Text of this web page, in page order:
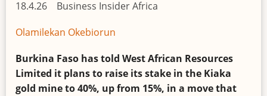
18.4.26 Business Insider Africa
Olamilekan Okebiorun
Burkina Faso has told West African Resources
Limited it plans to raise its stake in the Kiaka
gold mine to 40%, up from 15%, in a move that